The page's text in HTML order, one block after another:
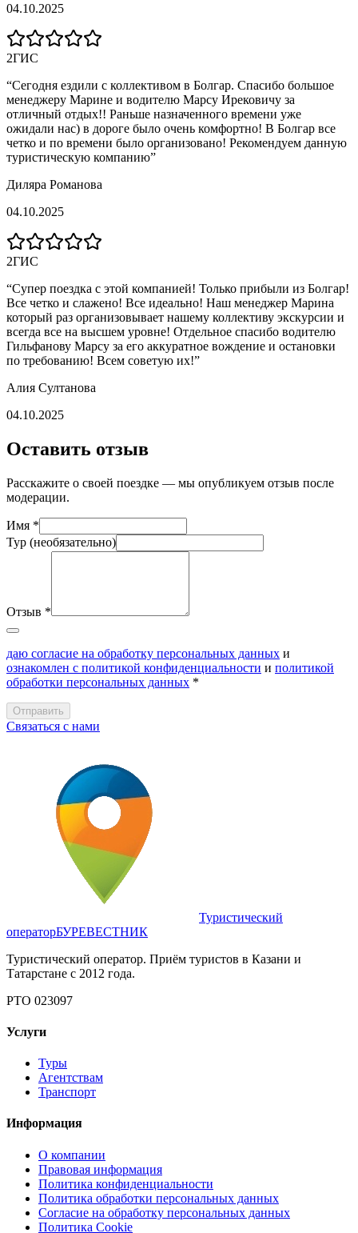
04.10.2025
2ГИС
“Сегодня ездили с коллективом в Болгар. Спасибо большое
менеджеру Марине и водителю Марсу Ирековичу за
отличный отдых!! Раньше назначенного времени уже
ожидали нас) в дороге было очень комфортно! В Болгар все
четко и по времени было организовано! Рекомендуем данную
туристическую компанию”
Диляра Романова
04.10.2025
2ГИС
“Супер поездка с этой компанией! Только прибыли из Болгар!
Все четко и слажено! Все идеально! Наш менеджер Марина
который раз организовывает нашему коллективу экскурсии и
всегда все на высшем уровне! Отдельное спасибо водителю
Гильфанову Марсу за его аккуратное вождение и остановки
по требованию! Всем советую их!”
Алия Султанова
04.10.2025
Оставить отзыв
Расскажите о своей поездке — мы опубликуем отзыв после
модерации.
Имя *
Тур (необязательно)
Отзыв *
даю согласие на обработку персональных данных и
ознакомлен с политикой конфиденциальности и политикой
обработки персональных данных *
Отправить
Связаться с нами
Туристический
операторБУРЕВЕСТНИК
Туристический оператор. Приём туристов в Казани и
Татарстане с 2012 года.
РТО 023097
Услуги
Туры
Агентствам
Транспорт
Информация
О компании
Правовая информация
Политика конфиденциальности
Политика обработки персональных данных
Согласие на обработку персональных данных
Политика Cookie